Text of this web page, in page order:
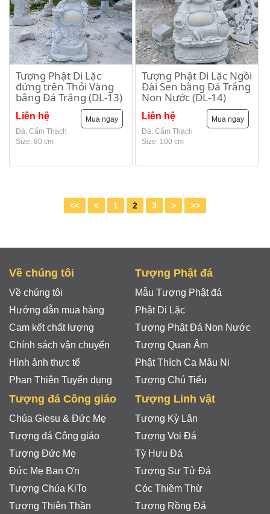
Tượng Phật Di Lặc
đứng trên Thỏi Vàng
bằng Đá Trắng (DL-13)
Liên hệ
Đá: Cẩm Thạch
Size: 80 cm
Mua ngay
Tượng Phật Di Lặc Ngồi
Đài Sen bằng Đá Trắng
Non Nước (DL-14)
Liên hệ
Đá: Cẩm Thạch
Size: 100 cm
Mua ngay
<< < 1 2 3 > >>
Về chúng tôi
Về chúng tôi
Hướng dẫn mua hàng
Cam kết chất lượng
Chính sách vận chuyển
Hình ảnh thực tế
Phan Thiên Tuyển dụng
Tượng Phật đá
Mẫu Tượng Phật đá
Phật Di Lặc
Tượng Phật Đá Non Nước
Tượng Quan Âm
Phật Thích Ca Mâu Ni
Tượng Chú Tiểu
Tượng đá Công giáo
Chúa Giesu & Đức Mẹ
Tượng đá Công giáo
Tượng Đức Mẹ
Đức Mẹ Ban Ơn
Tượng Chúa KiTo
Tượng Thiên Thần
Tượng Linh vật
Tượng Kỳ Lân
Tượng Voi Đá
Tỳ Hưu Đá
Tượng Sư Tử Đá
Cóc Thiềm Thừ
Tượng Rồng Đá